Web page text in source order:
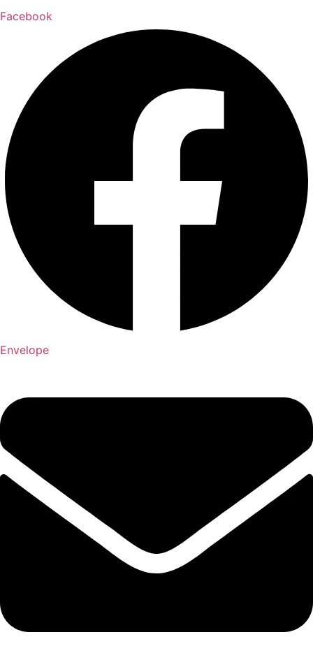
Facebook
Envelope